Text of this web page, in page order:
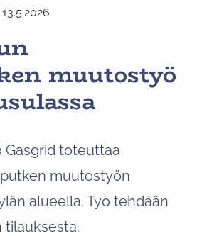
13.5.2026
muutostyö
Gasgrid toteuttaa
muutostyön
alueella. Työ tehdään
tilauksesta.